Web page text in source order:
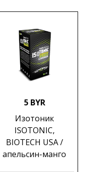
5 BYR
Изотоник
ISOTONIC,
BIOTECH USA /
апельсин-манго